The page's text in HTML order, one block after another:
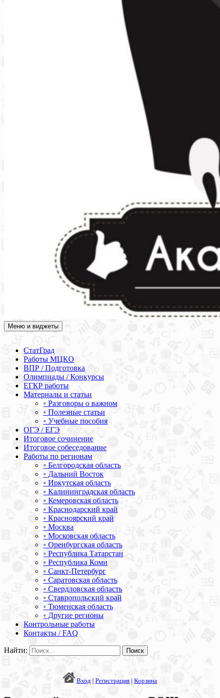
Академия СОВА
Подготовка к ЕГЭ, ОГЭ, ВПР, МЦКО, СтатГрад, КДР, ВОШ,
Меню и виджеты
СтатГрад
Работы МЦКО
ВПР / Подготовка
Олимпиады / Конкурсы
ЕГКР работы
Материалы и статьи
◦ Разговоры о важном
◦ Полезные статьи
◦ Учебные пособия
ОГЭ / ЕГЭ
Итоговое сочинение
Итоговое собеседование
Работы по регионам
◦ Белгородская область
◦ Дальний Восток
◦ Иркутская область
◦ Калининградская область
◦ Кемеровская область
◦ Краснодарский край
◦ Красноярский край
◦ Москва
◦ Московская область
◦ Оренбургская область
◦ Республика Татарстан
◦ Республика Коми
◦ Санкт-Петербург
◦ Саратовская область
◦ Свердловская область
◦ Ставропольский край
◦ Тюменская область
◦ Другие регионы
Контрольные работы
Контакты / FAQ
Найти:
Вход | Регистрация | Корзина